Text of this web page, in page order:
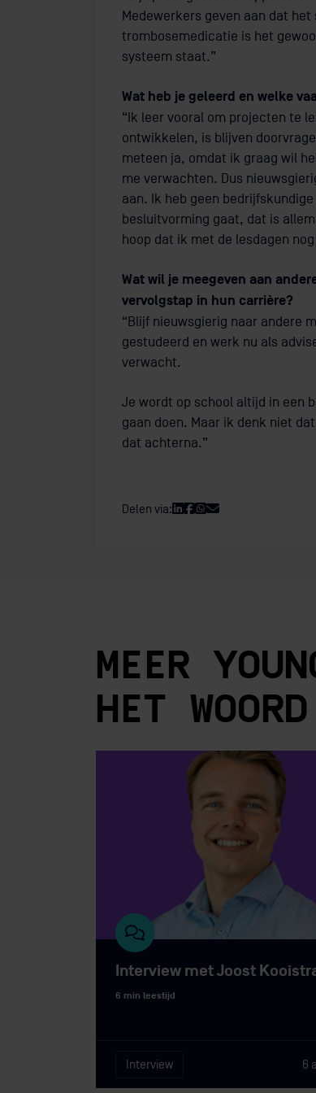
Medewerkers geven aan dat
trombosemedicatie is het
systeem staat.”
Wat heb je geleerd en welke
“Ik leer vooral om projecten te
ontwikkelen, is blijven
meteen ja, omdat ik graag wil
me verwachten. Dus
aan. Ik heb geen
besluitvorming gaat, dat is
hoop dat ik met de lesdagen
Wat wil je meegeven aan
vervolgstap in hun carrière?
“Blijf nieuwsgierig naar andere
gestudeerd en werk nu als
verwacht.
Je wordt op school altijd in een
gaan doen. Maar ik denk niet
dat achterna.”
Delen via:
MEER
HET WOORD
Interview met Joost
6 min leestijd
Interview 6